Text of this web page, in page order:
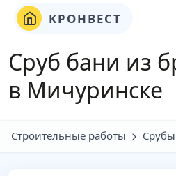
КРОНВЕСТ
Сруб бани из
в Мичуринске
Строительные работы Срубы